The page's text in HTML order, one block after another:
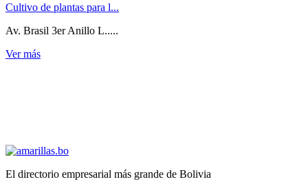
Cultivo de plantas para l...
Av. Brasil 3er Anillo L.....
Ver más
El directorio empresarial más grande de Bolivia